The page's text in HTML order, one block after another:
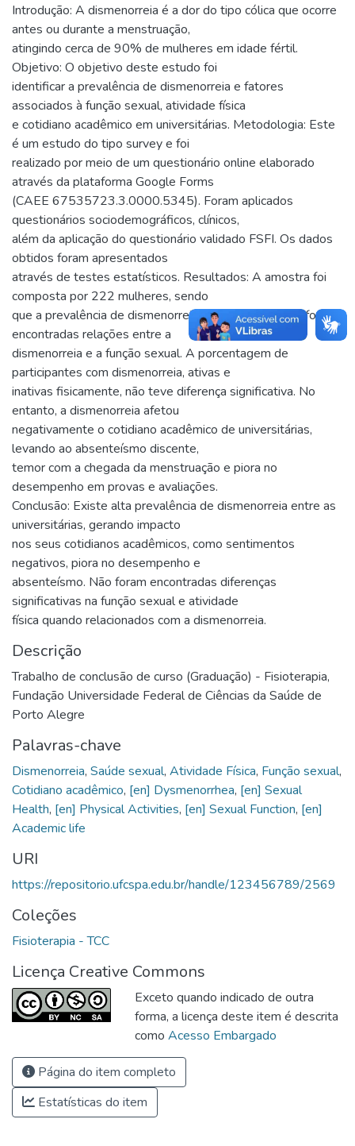
Introdução: A dismenorreia é a dor do tipo cólica que ocorre
antes ou durante a menstruação,
atingindo cerca de 90% de mulheres em idade fértil.
Objetivo: O objetivo deste estudo foi
identificar a prevalência de dismenorreia e fatores
associados à função sexual, atividade física
e cotidiano acadêmico em universitárias. Metodologia: Este
é um estudo do tipo survey e foi
realizado por meio de um questionário online elaborado
através da plataforma Google Forms
(CAEE 67535723.3.0000.5345). Foram aplicados
questionários sociodemográficos, clínicos,
além da aplicação do questionário validado FSFI. Os dados
obtidos foram apresentados
através de testes estatísticos. Resultados: A amostra foi
composta por 222 mulheres, sendo
que a prevalência de dismenorreia foi de 83,7%. Não foram
encontradas relações entre a
dismenorreia e a função sexual. A porcentagem de
participantes com dismenorreia, ativas e
inativas fisicamente, não teve diferença significativa. No
entanto, a dismenorreia afetou
negativamente o cotidiano acadêmico de universitárias,
levando ao absenteísmo discente,
temor com a chegada da menstruação e piora no
desempenho em provas e avaliações.
Conclusão: Existe alta prevalência de dismenorreia entre as
universitárias, gerando impacto
nos seus cotidianos acadêmicos, como sentimentos
negativos, piora no desempenho e
absenteísmo. Não foram encontradas diferenças
significativas na função sexual e atividade
física quando relacionados com a dismenorreia.
Descrição
Trabalho de conclusão de curso (Graduação) - Fisioterapia,
Fundação Universidade Federal de Ciências da Saúde de
Porto Alegre
Palavras-chave
Dismenorreia, Saúde sexual, Atividade Física, Função sexual,
Cotidiano acadêmico, [en] Dysmenorrhea, [en] Sexual
Health, [en] Physical Activities, [en] Sexual Function, [en]
Academic life
URI
https://repositorio.ufcspa.edu.br/handle/123456789/2569
Coleções
Fisioterapia - TCC
Licença Creative Commons
Exceto quando indicado de outra
forma, a licença deste item é descrita
como Acesso Embargado
Página do item completo
Estatísticas do item